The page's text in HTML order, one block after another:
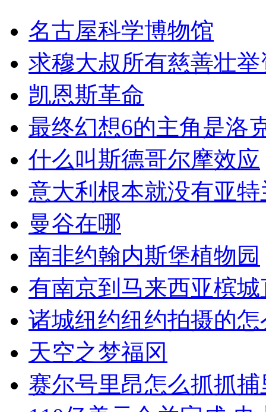
名古屋科学博物馆
求穆大叔所有慈善壮举
凯恩斯革命
最终幻想6的主角是洛
什么叫斯德哥尔摩效应
意大利根本就没有亚
曼谷在哪
南非约翰内斯堡植物园
有南京到马来西亚槟
诸城纽约纽约拍摄的
天空之梦福冈
赛尔号里昂怎么抓抓